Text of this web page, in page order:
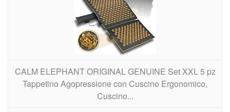
CALM ELEPHANT ORIGINAL GENUINE Set XXL 5 pz
Tappetino Agopressione con Cuscino Ergonomico,
Cuscino...